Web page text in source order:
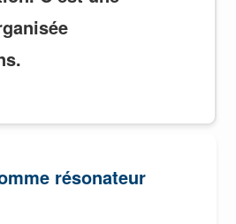
résonateur